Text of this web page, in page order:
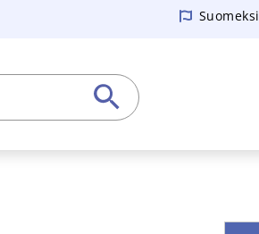
Suomeksi